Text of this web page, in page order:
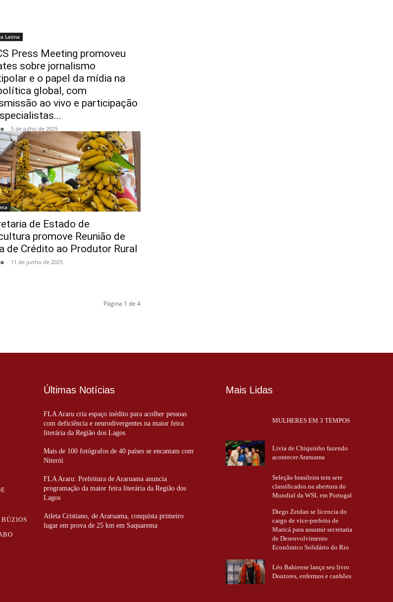
Latina
Press Meeting promoveu
sobre jornalismo
e o papel da mídia na
global, com
ao vivo e participação
- 5 de julho de 2025
de Estado de
promove Reunião de
de Crédito ao Produtor Rural
- 11 de junho de 2025
Página 1 de 4
Últimas Notícias
FLA Araru cria espaço inédito para acolher pessoas
com deficiência e neurodivergentes na maior feira
literária da Região dos Lagos
Mais de 100 fotógrafos de 40 países se encantam com
Niterói
FLA Araru: Prefeitura de Araruama anuncia
programação da maior feira literária da Região dos
Lagos
Atleta Cristiano, de Araruama, conquista primeiro
lugar em prova de 25 km em Saquarema
Mais Lidas
MULHERES EM 3 TEMPOS
Livia de Chiquinho fazendo
acontecer Araruama
Seleção brasileira tem sete
classificados na abertura do
Mundial da WSL em Portugal
Diego Zeidan se licencia do
cargo de vice-prefeito de
Maricá para assumir secretaria
de Desenvolvimento
Econômico Solidário do Rio
Léo Bahiense lança seu livro
Doutores, enfermos e canhões